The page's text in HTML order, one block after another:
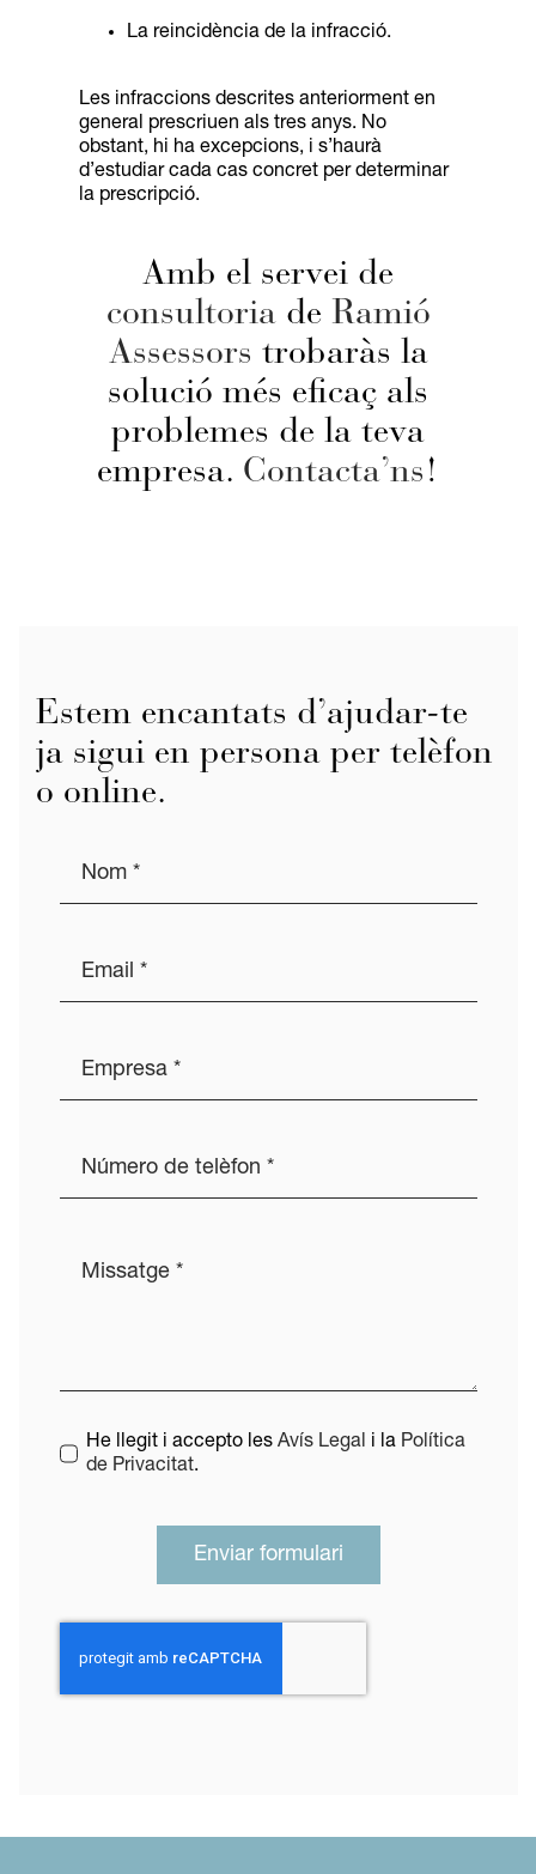
La reincidència de la infracció.
Les infraccions descrites anteriorment en
general prescriuen als tres anys. No
obstant, hi ha excepcions, i s’haurà
d’estudiar cada cas concret per determinar
la prescripció.
Amb el servei de
consultoriade Ramió
Assessors trobaràs la
solució més eficaç als
problemes de la teva
empresa. Contacta’ns !
Estem encantats d’ajudar-te
ja sigui en persona per telèfon
o online.
He llegit i accepto les Avís Legal i la Política
de Privacitat.
Enviar formulari